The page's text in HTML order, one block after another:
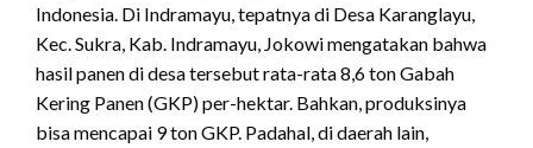
Indonesia. Di Indramayu, tepatnya di Desa Karanglayu,
Kec. Sukra, Kab. Indramayu, Jokowi mengatakan bahwa
hasil panen di desa tersebut rata-rata 8,6 ton Gabah
Kering Panen (GKP) per-hektar. Bahkan, produksinya
bisa mencapai 9 ton GKP. Padahal, di daerah lain,